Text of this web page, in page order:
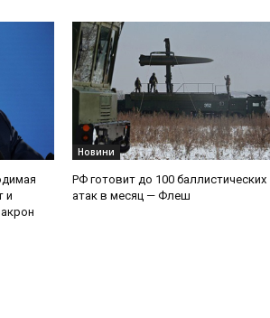
и
Новини
РФ готовит до 100 баллистических
атак в месяц — Флеш